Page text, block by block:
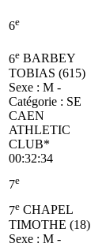
6e
6e BARBEY
TOBIAS (615)
Sexe : M -
Catégorie : SE
CAEN
ATHLETIC
CLUB*
00:32:34
7e
7e CHAPEL
TIMOTHE (18)
Sexe : M -